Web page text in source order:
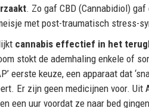
. Zo gaf CBD (Cannabidiol)
met post-traumatisch stress-
cannabis effectief in het
stokt de ademhaling enkele of
eerste keuze, een apparaat dat
Er zijn geen medicijnen voor. Uit
een uur voordat ze naar bed